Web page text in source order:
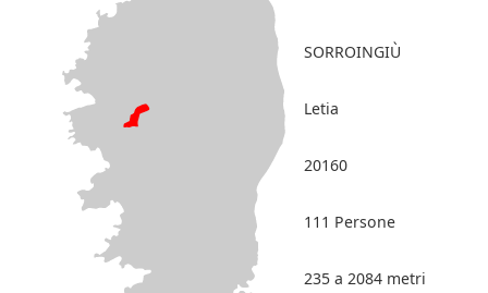
SORROINGIÙ
Letia
20160
111 Persone
235 a 2084 metri